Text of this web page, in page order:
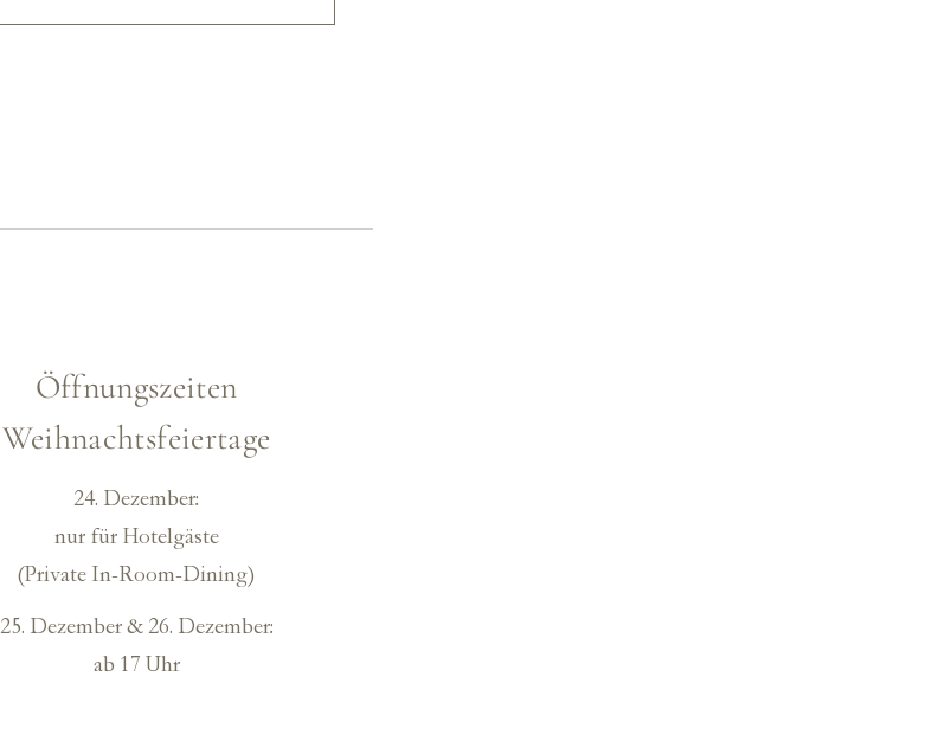
Öffnungszeiten
Weihnachtsfeiertage
24. Dezember:
nur für Hotelgäste
(Private In-Room-Dining)
25. Dezember & 26. Dezember:
ab 17 Uhr